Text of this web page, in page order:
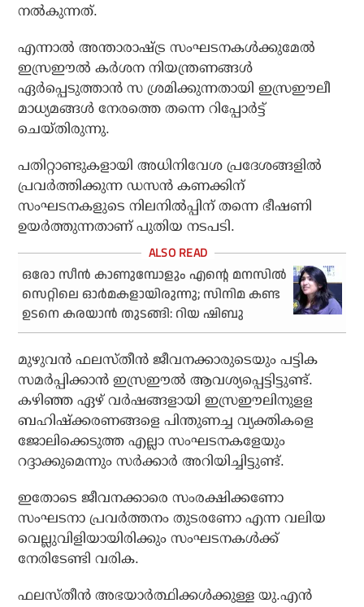
നല്‍കുന്നത്.
എന്നാല്‍ അന്താരാഷ്ട്ര സംഘടനകള്‍ക്കുമേല്‍
ഇസ്രഈല്‍ കര്‍ശന നിയന്ത്രണങ്ങള്‍
ഏര്‍പ്പെടുത്താന്‍ സ ശ്രമിക്കുന്നതായി ഇസ്രഈലീ
മാധ്യമങ്ങള്‍ നേരത്തെ തന്നെ റിപ്പോര്‍ട്ട്
ചെയ്തിരുന്നു.
പതിറ്റാണ്ടുകളായി അധിനിവേശ പ്രദേശങ്ങളില്‍
പ്രവര്‍ത്തിക്കുന്ന ഡസന്‍ കണക്കിന്
സംഘടനകളുടെ നിലനില്‍പ്പിന് തന്നെ ഭീഷണി
ഉയര്‍ത്തുന്നതാണ് പുതിയ നടപടി.
ഒരോ സീന്‍ കാണുമ്പോളും എന്റെ മനസില്‍
സെറ്റിലെ ഓര്‍മകളായിരുന്നു; സിനിമ കണ്ട
ഉടനെ കരയാന്‍ തുടങ്ങി: റിയ ഷിബു
മുഴുവന്‍ ഫലസ്തീന്‍ ജീവനക്കാരുടെയും പട്ടിക
സമര്‍പ്പിക്കാന്‍ ഇസ്രഈല്‍ ആവശ്യപ്പെട്ടിട്ടുണ്ട്.
കഴിഞ്ഞ ഏഴ് വര്‍ഷങ്ങളായി ഇസ്രഈലിനുളള
ബഹിഷ്‌ക്കരണങ്ങളെ പിന്തുണച്ച വ്യക്തികളെ
ജോലിക്കെടുത്ത എല്ലാ സംഘടനകളേയും
റദ്ദാക്കുമെന്നും സര്‍ക്കാര്‍ അറിയിച്ചിട്ടുണ്ട്.
ഇതോടെ ജീവനക്കാരെ സംരക്ഷിക്കണോ
സംഘടനാ പ്രവര്‍ത്തനം തുടരണോ എന്ന വലിയ
വെല്ലുവിളിയായിരിക്കും സംഘടനകള്‍ക്ക്
നേരിടേണ്ടി വരിക.
ഫലസ്തീന്‍ അഭയാര്‍ത്ഥിക്കള്‍ക്കുള്ള യു.എന്‍